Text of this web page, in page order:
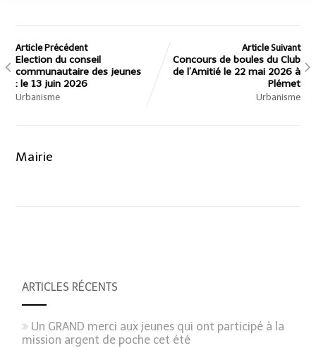
Article Précédent
Election du conseil
communautaire des jeunes
: le 13 juin 2026
Urbanisme
Article Suivant
Concours de boules du Club
de l’Amitié le 22 mai 2026 à
Plémet
Urbanisme
Mairie
ARTICLES RÉCENTS
Un GRAND merci aux jeunes qui ont participé à la
mission argent de poche cet été